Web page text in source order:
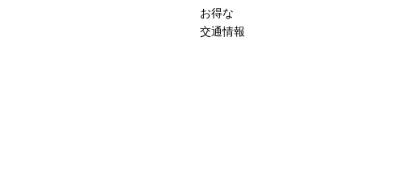
お得な
交通情報